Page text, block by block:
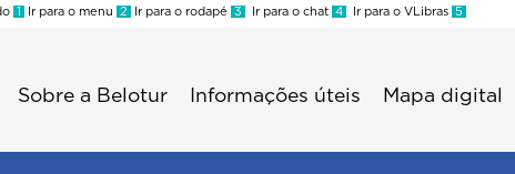
1 Ir para o menu 2 Ir para o rodapé 3 Ir para o chat 4 Ir para o VLibras 5
Sobre a Belotur Informações úteis Mapa digital